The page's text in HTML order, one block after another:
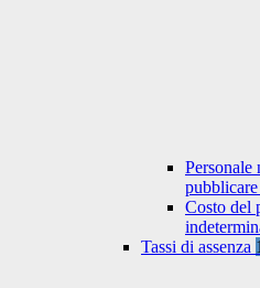
Personale
Costo del
Tassi di assenza